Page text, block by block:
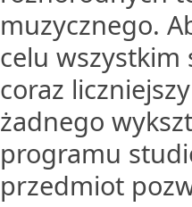
muzycznego.
celu
coraz
żadnego
programu
przedmiot